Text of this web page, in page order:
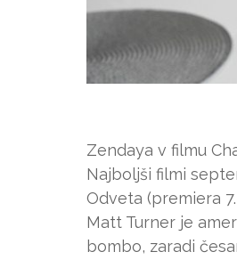
Zendaya v filmu
Najboljši filmi
Odveta (premiera
Matt Turner je
bombo, zaradi